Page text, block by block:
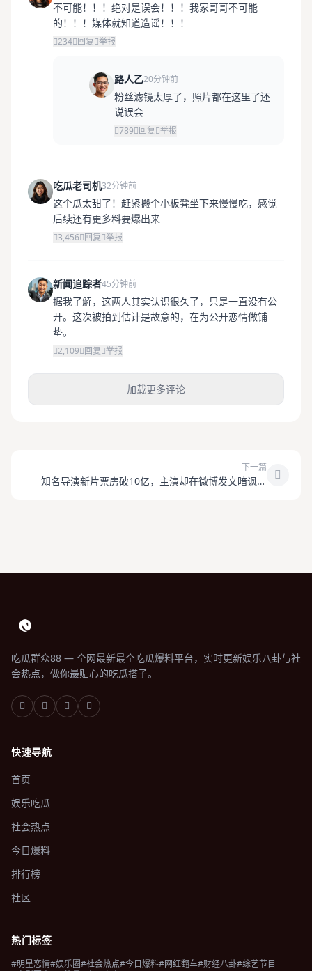
不可能！！！绝对是误会！！！我家哥哥不可能
的！！！媒体就知道造谣！！！
234 回复 举报
路人乙20分钟前
粉丝滤镜太厚了，照片都在这里了还
说误会
789 回复 举报
吃瓜老司机32分钟前
这个瓜太甜了！赶紧搬个小板凳坐下来慢慢吃，感觉
后续还有更多料要爆出来
3,456 回复 举报
新闻追踪者45分钟前
据我了解，这两人其实认识很久了，只是一直没有公
开。这次被拍到估计是故意的，在为公开恋情做铺
垫。
2,109 回复 举报
加载更多评论
下一篇
知名导演新片票房破10亿，主演却在微博发文暗讽片
吃瓜群众88 — 全网最新最全吃瓜爆料平台，实时更新娱乐八卦与社
会热点，做你最贴心的吃瓜搭子。
快速导航
首页
娱乐吃瓜
社会热点
今日爆料
排行榜
社区
热门标签
#明星恋情#娱乐圈#社会热点#今日爆料#网红翻车#财经八卦#综艺节目